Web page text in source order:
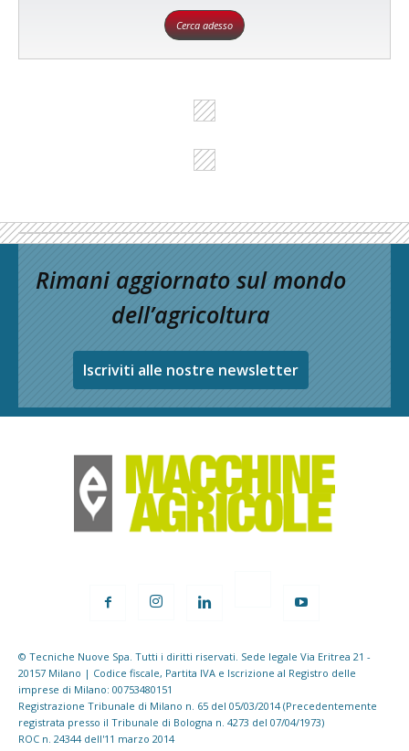
Cerca adesso
Rimani aggiornato sul mondo
dell’agricoltura
Iscriviti alle nostre newsletter
© Tecniche Nuove Spa. Tutti i diritti riservati. Sede legale Via Eritrea 21 -
20157 Milano | Codice fiscale, Partita IVA e Iscrizione al Registro delle
imprese di Milano: 00753480151
Registrazione Tribunale di Milano n. 65 del 05/03/2014 (Precedentemente
registrata presso il Tribunale di Bologna n. 4273 del 07/04/1973)
ROC n. 24344 dell'11 marzo 2014